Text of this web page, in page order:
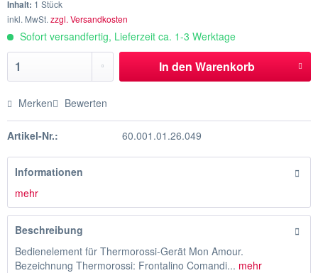
Inhalt: 1 Stück
inkl. MwSt. zzgl. Versandkosten
Sofort versandfertig, Lieferzeit ca. 1-3 Werktage
In den Warenkorb
Merken Bewerten
Artikel-Nr.: 60.001.01.26.049
Informationen
mehr
Beschreibung
Bedienelement für Thermorossi-Gerät Mon Amour.
Bezeichnung Thermorossi: Frontalino Comandi... mehr